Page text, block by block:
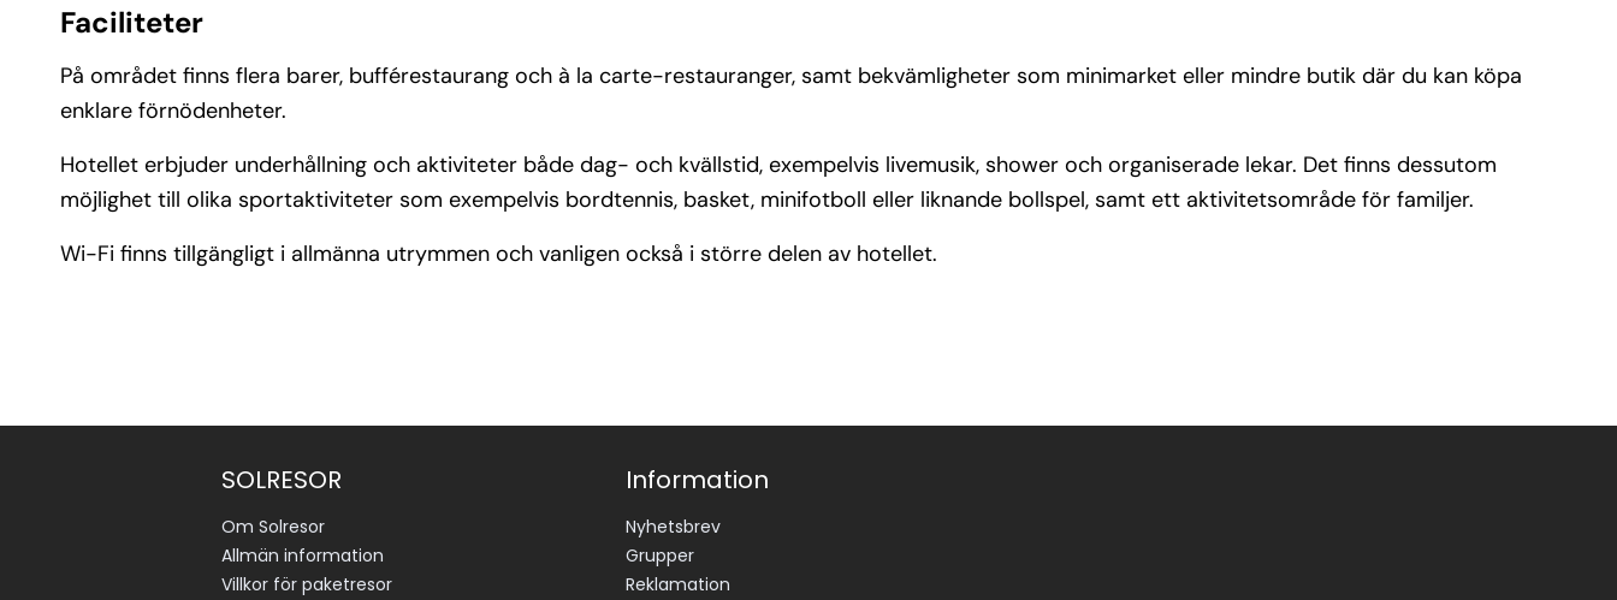
Faciliteter
På området finns flera barer, bufférestaurang och à la carte-restauranger, samt bekvämligheter som minimarket eller mindre butik där du kan köpa
enklare förnödenheter.
Hotellet erbjuder underhållning och aktiviteter både dag- och kvällstid, exempelvis livemusik, shower och organiserade lekar. Det finns dessutom
möjlighet till olika sportaktiviteter som exempelvis bordtennis, basket, minifotboll eller liknande bollspel, samt ett aktivitetsområde för familjer.
Wi-Fi finns tillgängligt i allmänna utrymmen och vanligen också i större delen av hotellet.
SOLRESOR
Om Solresor
Allmän information
Villkor för paketresor
Information
Nyhetsbrev
Grupper
Reklamation